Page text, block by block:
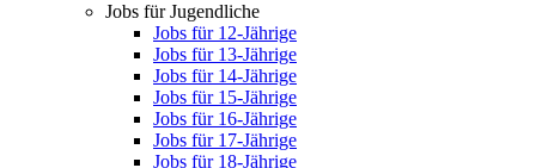
Jobs für Jugendliche
Jobs für 12-Jährige
Jobs für 13-Jährige
Jobs für 14-Jährige
Jobs für 15-Jährige
Jobs für 16-Jährige
Jobs für 17-Jährige
Jobs für 18-Jährige